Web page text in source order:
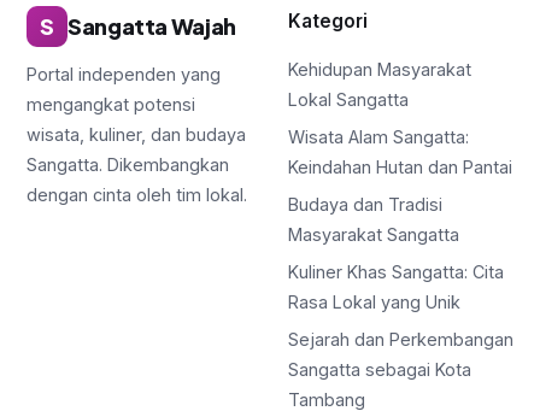
S Sangatta Wajah
Portal independen yang
mengangkat potensi
wisata, kuliner, dan budaya
Sangatta. Dikembangkan
dengan cinta oleh tim lokal.
Kategori
Kehidupan Masyarakat
Lokal Sangatta
Wisata Alam Sangatta:
Keindahan Hutan dan Pantai
Budaya dan Tradisi
Masyarakat Sangatta
Kuliner Khas Sangatta: Cita
Rasa Lokal yang Unik
Sejarah dan Perkembangan
Sangatta sebagai Kota
Tambang